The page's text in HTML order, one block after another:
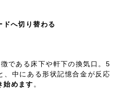
へ切り替わる
である床下や軒下の換気口。5
、中にある形状記憶合金が反応
始めます 。